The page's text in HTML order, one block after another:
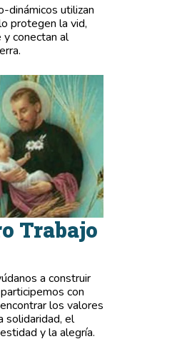
dinámicos utilizan
protegen la vid,
y conectan al
Trabajo
a construir
con
los valores
solidaridad, el
y la alegría.